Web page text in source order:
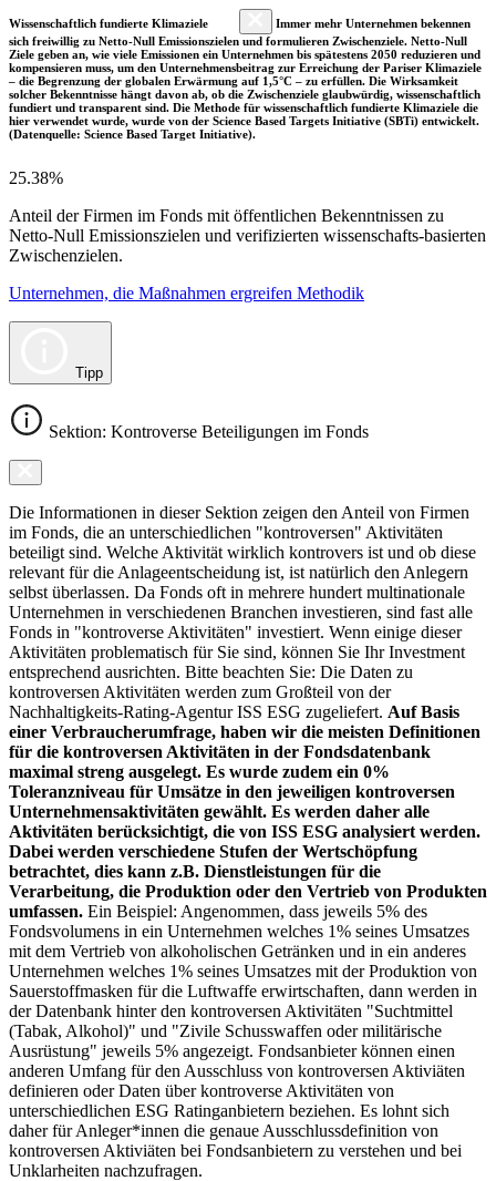
Wissenschaftlich fundierte Klimaziele
Immer mehr Unternehmen bekennen
sich freiwillig zu Netto-Null Emissionszielen und formulieren Zwischenziele. Netto-Null
Ziele geben an, wie viele Emissionen ein Unternehmen bis spätestens 2050 reduzieren und
kompensieren muss, um den Unternehmensbeitrag zur Erreichung der Pariser Klimaziele
– die Begrenzung der globalen Erwärmung auf 1,5°C – zu erfüllen. Die Wirksamkeit
solcher Bekenntnisse hängt davon ab, ob die Zwischenziele glaubwürdig, wissenschaftlich
fundiert und transparent sind. Die Methode für wissenschaftlich fundierte Klimaziele die
hier verwendet wurde, wurde von der Science Based Targets Initiative (SBTi) entwickelt.
(Datenquelle: Science Based Target Initiative).
25.38%
Anteil der Firmen im Fonds mit öffentlichen Bekenntnissen zu
Netto-Null Emissionszielen und verifizierten wissenschafts-basierten
Zwischenzielen.
Unternehmen, die Maßnahmen ergreifen Methodik
Tipp
Sektion: Kontroverse Beteiligungen im Fonds
Die Informationen in dieser Sektion zeigen den Anteil von Firmen
im Fonds, die an unterschiedlichen "kontroversen" Aktivitäten
beteiligt sind. Welche Aktivität wirklich kontrovers ist und ob diese
relevant für die Anlageentscheidung ist, ist natürlich den Anlegern
selbst überlassen. Da Fonds oft in mehrere hundert multinationale
Unternehmen in verschiedenen Branchen investieren, sind fast alle
Fonds in "kontroverse Aktivitäten" investiert. Wenn einige dieser
Aktivitäten problematisch für Sie sind, können Sie Ihr Investment
entsprechend ausrichten. Bitte beachten Sie: Die Daten zu
kontroversen Aktivitäten werden zum Großteil von der
Nachhaltigkeits-Rating-Agentur ISS ESG zugeliefert. Auf Basis
einer Verbraucherumfrage, haben wir die meisten Definitionen
für die kontroversen Aktivitäten in der Fondsdatenbank
maximal streng ausgelegt. Es wurde zudem ein 0%
Toleranzniveau für Umsätze in den jeweiligen kontroversen
Unternehmensaktivitäten gewählt. Es werden daher alle
Aktivitäten berücksichtigt, die von ISS ESG analysiert werden.
Dabei werden verschiedene Stufen der Wertschöpfung
betrachtet, dies kann z.B. Dienstleistungen für die
Verarbeitung, die Produktion oder den Vertrieb von Produkten
umfassen. Ein Beispiel: Angenommen, dass jeweils 5% des
Fondsvolumens in ein Unternehmen welches 1% seines Umsatzes
mit dem Vertrieb von alkoholischen Getränken und in ein anderes
Unternehmen welches 1% seines Umsatzes mit der Produktion von
Sauerstoffmasken für die Luftwaffe erwirtschaften, dann werden in
der Datenbank hinter den kontroversen Aktivitäten "Suchtmittel
(Tabak, Alkohol)" und "Zivile Schusswaffen oder militärische
Ausrüstung" jeweils 5% angezeigt. Fondsanbieter können einen
anderen Umfang für den Ausschluss von kontroversen Aktiviäten
definieren oder Daten über kontroverse Aktivitäten von
unterschiedlichen ESG Ratinganbietern beziehen. Es lohnt sich
daher für Anleger*innen die genaue Ausschlussdefinition von
kontroversen Aktiviäten bei Fondsanbietern zu verstehen und bei
Unklarheiten nachzufragen.